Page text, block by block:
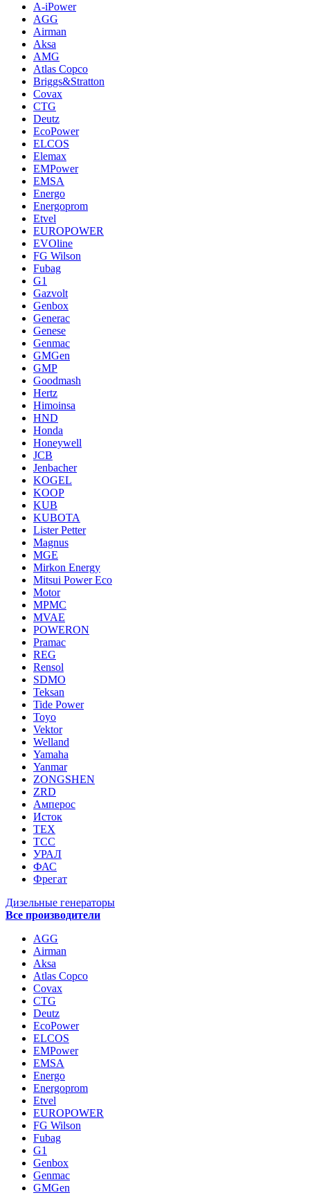
A-iPower
AGG
Airman
Aksa
AMG
Atlas Copco
Briggs&Stratton
Covax
CTG
Deutz
EcoPower
ELCOS
Elemax
EMPower
EMSA
Energo
Energoprom
Etvel
EUROPOWER
EVOline
FG Wilson
Fubag
G1
Gazvolt
Genbox
Generac
Genese
Genmac
GMGen
GMP
Goodmash
Hertz
Himoinsa
HND
Honda
Honeywell
JCB
Jenbacher
KOGEL
KOOP
KUB
KUBOTA
Lister Petter
Magnus
MGE
Mirkon Energy
Mitsui Power Eco
Motor
MPMC
MVAE
POWERON
Pramac
REG
Rensol
SDMO
Teksan
Tide Power
Toyo
Vektor
Welland
Yamaha
Yanmar
ZONGSHEN
ZRD
Амперос
Исток
ТЕХ
ТСС
УРАЛ
ФАС
Фрегат
Дизельные генераторы
Все производители
AGG
Airman
Aksa
Atlas Copco
Covax
CTG
Deutz
EcoPower
ELCOS
EMPower
EMSA
Energo
Energoprom
Etvel
EUROPOWER
FG Wilson
Fubag
G1
Genbox
Genmac
GMGen